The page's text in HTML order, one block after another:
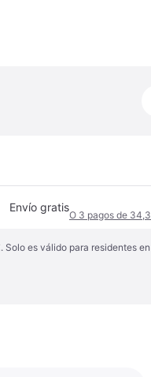
Envío gratis
O 3 pagos de
es válido para residentes